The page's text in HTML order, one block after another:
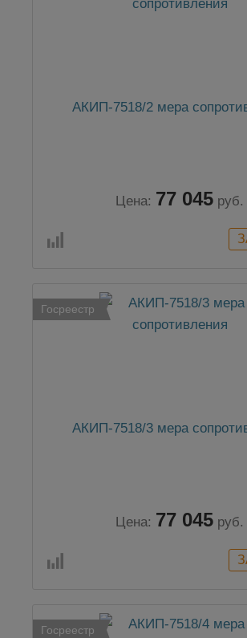
АКИП-7518/2 мера
Цена: 77 045 руб.
Госреестр
АКИП-7518/3 мера
Цена: 77 045 руб.
Госреестр